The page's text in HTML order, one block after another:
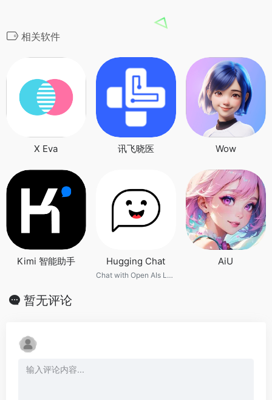
相关软件
X Eva 讯飞晓医 Wow
Kimi 智能助手 Hugging Chat
Chat with Open AIs LLMs & GPTs
AiU
暂无评论